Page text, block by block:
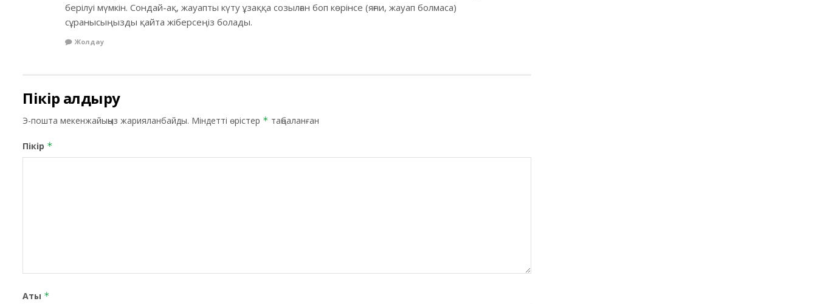
берілуі мүмкін. Сондай-ақ, жауапты күту ұзаққа созылған боп көрінсе (яғни, жауап болмаса)
сұранысыңызды қайта жіберсеңіз болады.
Жолдау
Пікір қалдыру
Э-пошта мекенжайыңыз жарияланбайды. Міндетті өрістер * таңбаланған
Пікір *
Аты *